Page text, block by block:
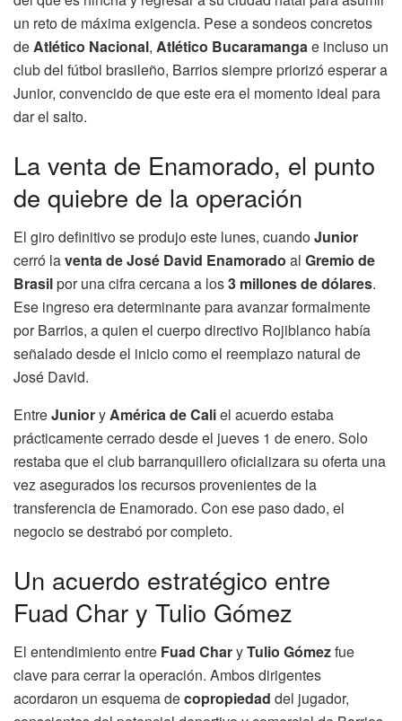
un reto de máxima exigencia. Pese a sondeos concretos
deAtlético Nacional, Atlético Bucaramangae incluso un
club del fútbol brasileño, Barrios siempre priorizó esperar a
Junior, convencido de que este era el momento ideal para
dar el salto.
La venta de Enamorado, el punto
de quiebre de la operación
El giro definitivo se produjo este lunes, cuandoJunior
cerró laventa de José David Enamorado al Gremio de
Brasilpor una cifra cercana a los3 millones de dólares.
Ese ingreso era determinante para avanzar formalmente
por Barrios, a quien el cuerpo directivo Rojiblanco había
señalado desde el inicio como el reemplazo natural de
José David.
EntreJunioryAmérica de Caliel acuerdo estaba
prácticamente cerrado desde el jueves 1 de enero. Solo
restaba que el club barranquillero oficializara su oferta una
vez asegurados los recursos provenientes de la
transferencia de Enamorado. Con ese paso dado, el
negocio se destrabó por completo.
Un acuerdo estratégico entre
Fuad Char y Tulio Gómez
El entendimiento entre Fuad CharyTulio Gómezfue
clave para cerrar la operación. Ambos dirigentes
acordaron un esquema decopropiedad del jugador,